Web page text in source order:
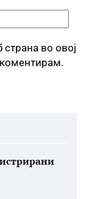
во овој
коментирам.